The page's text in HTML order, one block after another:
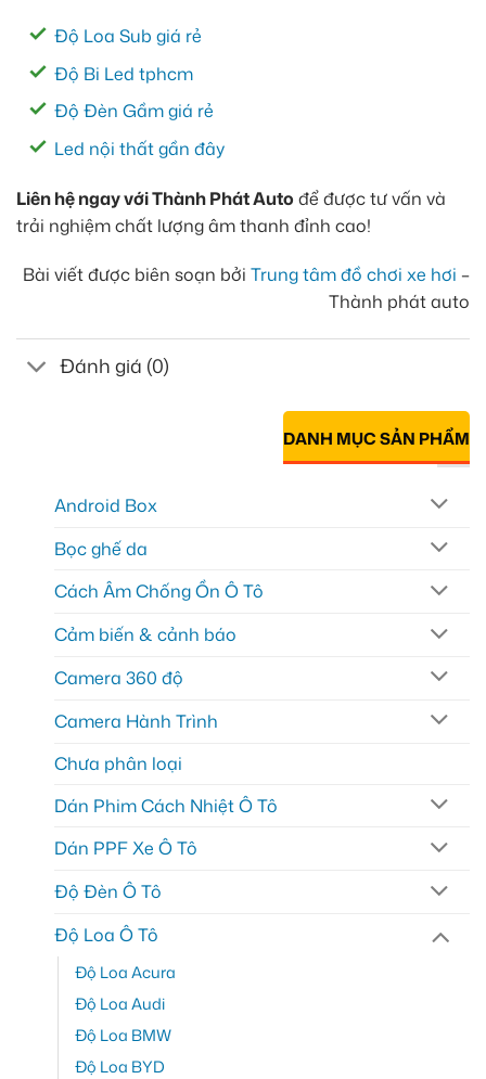
Độ Loa Sub giá rẻ
Độ Bi Led tphcm
Độ Đèn Gầm giá rẻ
Led nội thất gần đây
Liên hệ ngay với Thành Phát Auto để được tư vấn và
trải nghiệm chất lượng âm thanh đỉnh cao!
Bài viết được biên soạn bởi Trung tâm đồ chơi xe hơi –
Thành phát auto
Đánh giá (0)
DANH MỤC SẢN PHẨM
Android Box
Bọc ghế da
Cách Âm Chống Ồn Ô Tô
Cảm biến & cảnh báo
Camera 360 độ
Camera Hành Trình
Chưa phân loại
Dán Phim Cách Nhiệt Ô Tô
Dán PPF Xe Ô Tô
Độ Đèn Ô Tô
Độ Loa Ô Tô
Độ Loa Acura
Độ Loa Audi
Độ Loa BMW
Độ Loa BYD